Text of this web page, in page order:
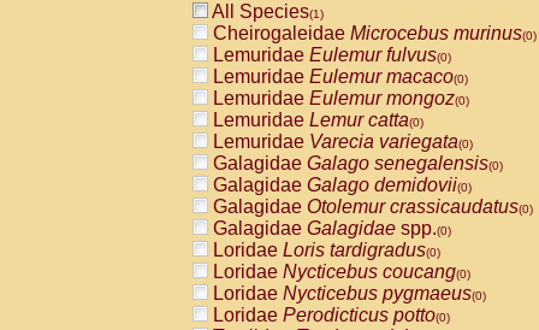
All Species(1)
Cheirogaleidae Microcebus murinus(0)
Lemuridae Eulemur fulvus(0)
Lemuridae Eulemur macaco(0)
Lemuridae Eulemur mongoz(0)
Lemuridae Lemur catta(0)
Lemuridae Varecia variegata(0)
Galagidae Galago senegalensis(0)
Galagidae Galago demidovii(0)
Galagidae Otolemur crassicaudatus(0)
Galagidae Galagidae spp.(0)
Loridae Loris tardigradus(0)
Loridae Nycticebus coucang(0)
Loridae Nycticebus pygmaeus(0)
Loridae Perodicticus potto(0)